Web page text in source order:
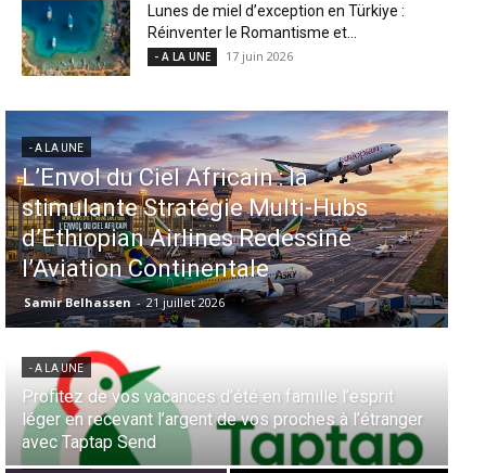
Lunes de miel d’exception en Türkiye :
Réinventer le Romantisme et...
- A LA UNE 17 juin 2026
- A LA UNE
Aéroports US : les États-Unis
injectent 870 millions de dollars
dans 339 projets, Los Angeles et
Miami en tête
Samir Belhassen - 6 août 2026
- A LA UNE
Aérien & Stratégie : Comment Royal Air Maroc fait de
la diaspora européenne le moteur de son hub de
Casablanca
- A LA UNE
Nominations : Sadri
Essid à la tête de la